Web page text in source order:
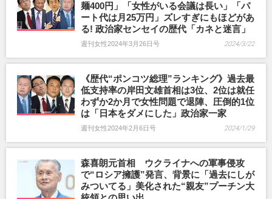
麺400円」「女性がいる会議は長い」「パ
ート代は月25万円」ズレすぎにもほどがあ
る! 政治家センセイの歴代「カネと迷言」
週刊女性2024年3月26日号 2024/3/22
《歴代“ポンコツ総理”ランキング》過去最
低支持率の岸田文雄首相は3位、2位は就任
わずか2か月で女性問題で退陣、圧倒的1位
は「日本をダメにした」政治家一家
週刊女性2024年2月6日号 2024/1/29
森喜朗元首相 ウクライナへの軍事侵攻
で“ロシア擁護”発言、背景に「過去にしが
みついてる」美化された“親友”プーチン大